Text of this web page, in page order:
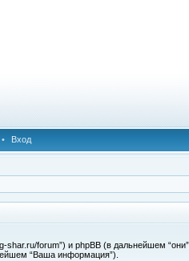
• Вход
forum”) и phpBB (в дальнейшем
“Ваша информация”).